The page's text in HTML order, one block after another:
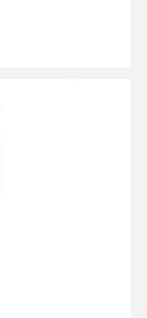
ットパンツ 252-